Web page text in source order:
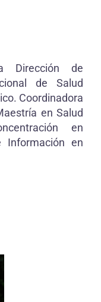
Dirección de
de Salud
Coordinadora
en Salud
en
Información en